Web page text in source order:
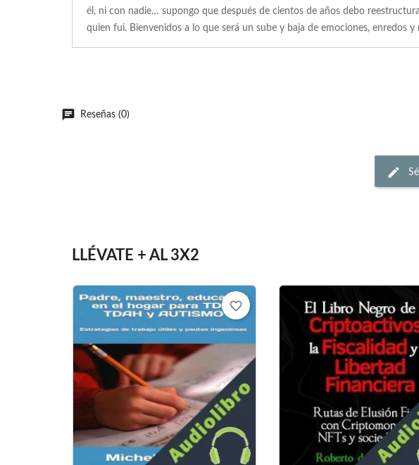
él, ni con nadie… supongo que después de cientos de años debo
quien fui. Bienvenidos a lo que será un sube y baja de emociones, enredos
Reseñas (0)
LLÉVATE + AL 3X2
favorite_border